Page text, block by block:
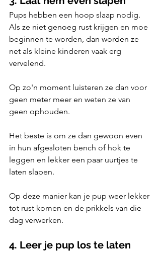
Pups hebben een hoop slaap nodig.
Als ze niet genoeg rust krijgen en moe
beginnen te worden, dan worden ze
net als kleine kinderen vaak erg
vervelend.
Op zo'n moment luisteren ze dan voor
geen meter meer en weten ze van
geen ophouden.
Het beste is om ze dan gewoon even
in hun afgesloten bench of hok te
leggen en lekker een paar uurtjes te
laten slapen.
Op deze manier kan je pup weer lekker
tot rust komen en de prikkels van die
dag verwerken.
4. Leer je pup los te laten